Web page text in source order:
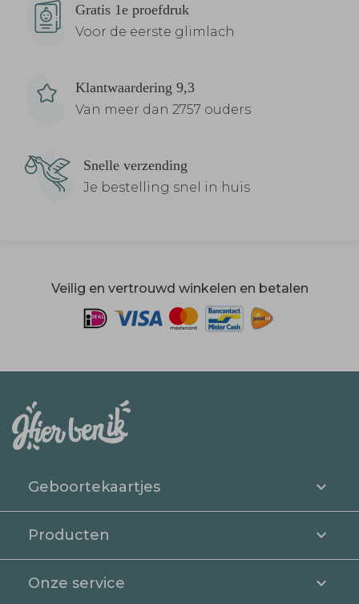
Gratis 1e proefdruk
Voor de eerste glimlach
Klantwaardering 9,3
Van meer dan 2757 ouders
Snelle verzending
Je bestelling snel in huis
Veilig en vertrouwd winkelen en betalen
Geboortekaartjes
Producten
Onze service